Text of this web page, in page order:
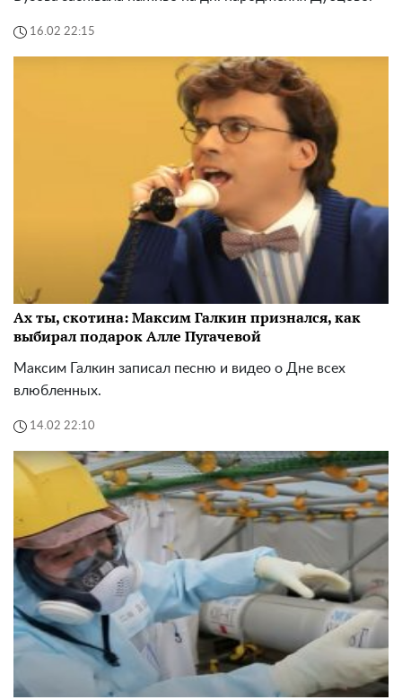
16.02 22:15
Ах ты, скотина: Максим Галкин признался, как
выбирал подарок Алле Пугачевой
Максим Галкин записал песню и видео о Дне всех
влюбленных.
14.02 22:10